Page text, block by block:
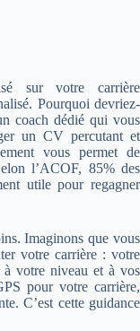
sur votre carrière
Pourquoi devriez-
coach dédié qui vous
un CV percutant et
vous permet de
l’ACOF, 85% des
utile pour regagner
Imaginons que vous
votre carrière : votre
à votre niveau et à vos
pour votre carrière,
C’est cette guidance